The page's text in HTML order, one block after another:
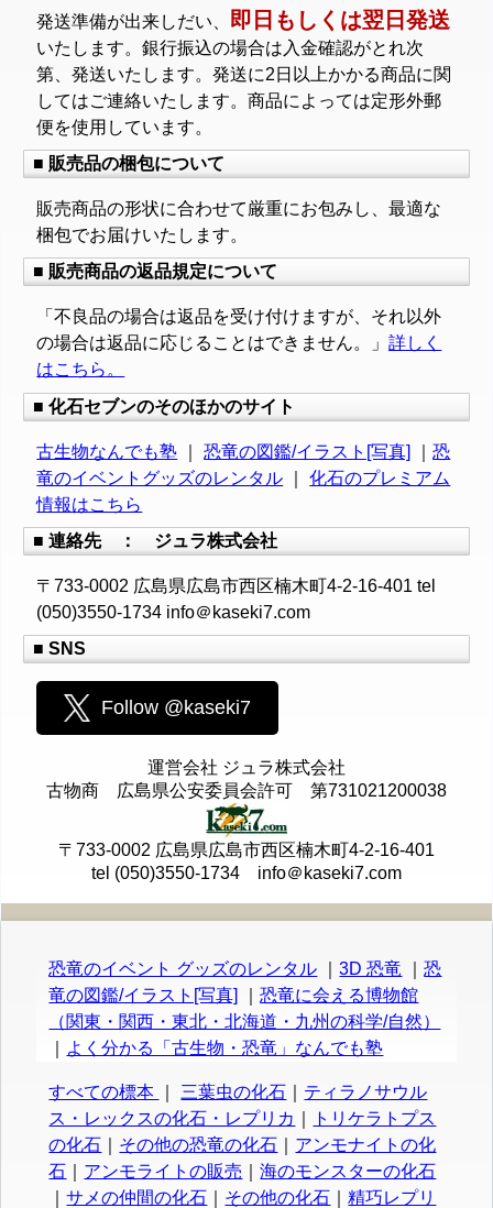
発送準備が出来しだい、 即日もしくは翌日発送
いたします。銀行振込の場合は入金確認がとれ次
第、発送いたします。発送に2日以上かかる商品に関
してはご連絡いたします。商品によっては定形外郵
便を使用しています。
■ 販売品の梱包について
販売商品の形状に合わせて厳重にお包みし、最適な
梱包でお届けいたします。
■ 販売商品の返品規定について
「不良品の場合は返品を受け付けますが、それ以外
の場合は返品に応じることはできません。」詳しく
はこちら。
■ 化石セブンのそのほかのサイト
古生物なんでも塾 ｜恐竜の図鑑/イラスト[写真] ｜恐
竜のイベントグッズのレンタル ｜化石のプレミアム
情報はこちら
■ 連絡先 ： ジュラ株式会社
〒733-0002 広島県広島市西区楠木町4-2-16-401 tel
(050)3550-1734 info＠kaseki7.com
■ SNS
Follow @kaseki7
運営会社 ジュラ株式会社
古物商 広島県公安委員会許可 第731021200038
〒733-0002 広島県広島市西区楠木町4-2-16-401
tel (050)3550-1734 info＠kaseki7.com
恐竜のイベント グッズのレンタル ｜3D 恐竜 ｜恐
竜の図鑑/イラスト[写真]
｜恐竜に会える博物館
（関東・関西・東北・北海道・九州の科学/自然）
よく分かる「古生物・恐竜」なんでも塾
すべての標本 三葉虫の化石
ティラノサウル
ス・レックスの化石・レプリカ
トリケラトプス
の化石
その他の恐竜の化石
アンモナイトの化
石
アンモライトの販売 ｜海のモンスターの化石
｜サメの仲間の化石 その他の化石 ｜精巧レプリ